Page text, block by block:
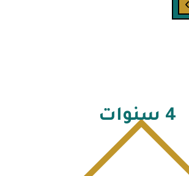
4 سنوات